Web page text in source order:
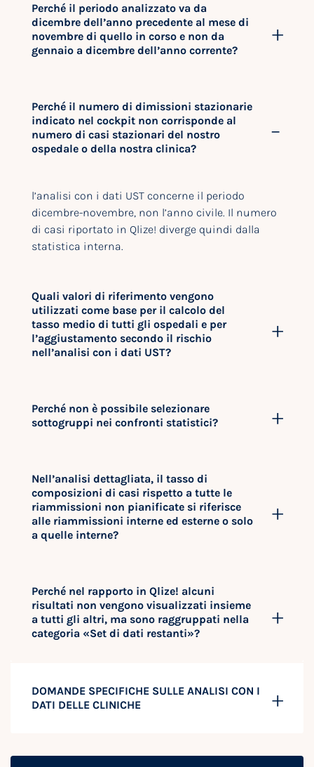
Perché il periodo analizzato va da
dicembre dell’anno precedente al mese di
novembre di quello in corso e non da
gennaio a dicembre dell’anno corrente?
Perché il numero di dimissioni stazionarie
indicato nel cockpit non corrisponde al
numero di casi stazionari del nostro
ospedale o della nostra clinica?
l’analisi con i dati UST concerne il periodo
dicembre-novembre, non l’anno civile. Il numero
di casi riportato in Qlize! diverge quindi dalla
statistica interna.
Quali valori di riferimento vengono
utilizzati come base per il calcolo del
tasso medio di tutti gli ospedali e per
l’aggiustamento secondo il rischio
nell’analisi con i dati UST?
Perché non è possibile selezionare
sottogruppi nei confronti statistici?
Nell’analisi dettagliata, il tasso di
composizioni di casi rispetto a tutte le
riammissioni non pianificate si riferisce
alle riammissioni interne ed esterne o solo
a quelle interne?
Perché nel rapporto in Qlize! alcuni
risultati non vengono visualizzati insieme
a tutti gli altri, ma sono raggruppati nella
categoria «Set di dati restanti»?
DOMANDE SPECIFICHE SULLE ANALISI CON I
DATI DELLE CLINICHE